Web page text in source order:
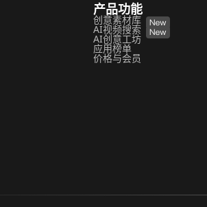
产品功能
创意素材库
AI视频搜索
AI创意工坊
应用榜单
价格与会员